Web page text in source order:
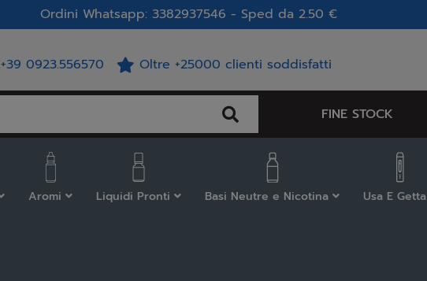
Ordini Whatsapp: 3382937546 - Sped da 2.50 €
+39 0923.556570 Oltre +25000 clienti soddisfatti
FINE STOCK
Aromi Liquidi Pronti Basi Neutre e Nicotina Usa E Getta